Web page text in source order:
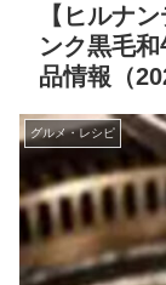
【ヒルナ
ンク黒毛
品情報（
グルメ・レシピ